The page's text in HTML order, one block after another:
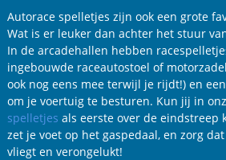
Autorace spelletjes zijn ook een grote
Wat is er leuker dan achter het stuur
In de arcadehallen hebben
ingebouwde raceautostoel of
ook nog eens mee terwijl je rijdt!) en
om je voertuig te besturen. Kun jij in
spelletjes als eerste over de eindstreep
zet je voet op het gaspedaal, en zorg
vliegt en verongelukt!